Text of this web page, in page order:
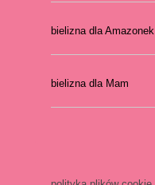
bielizna dla Amazonek
bielizna dla Mam